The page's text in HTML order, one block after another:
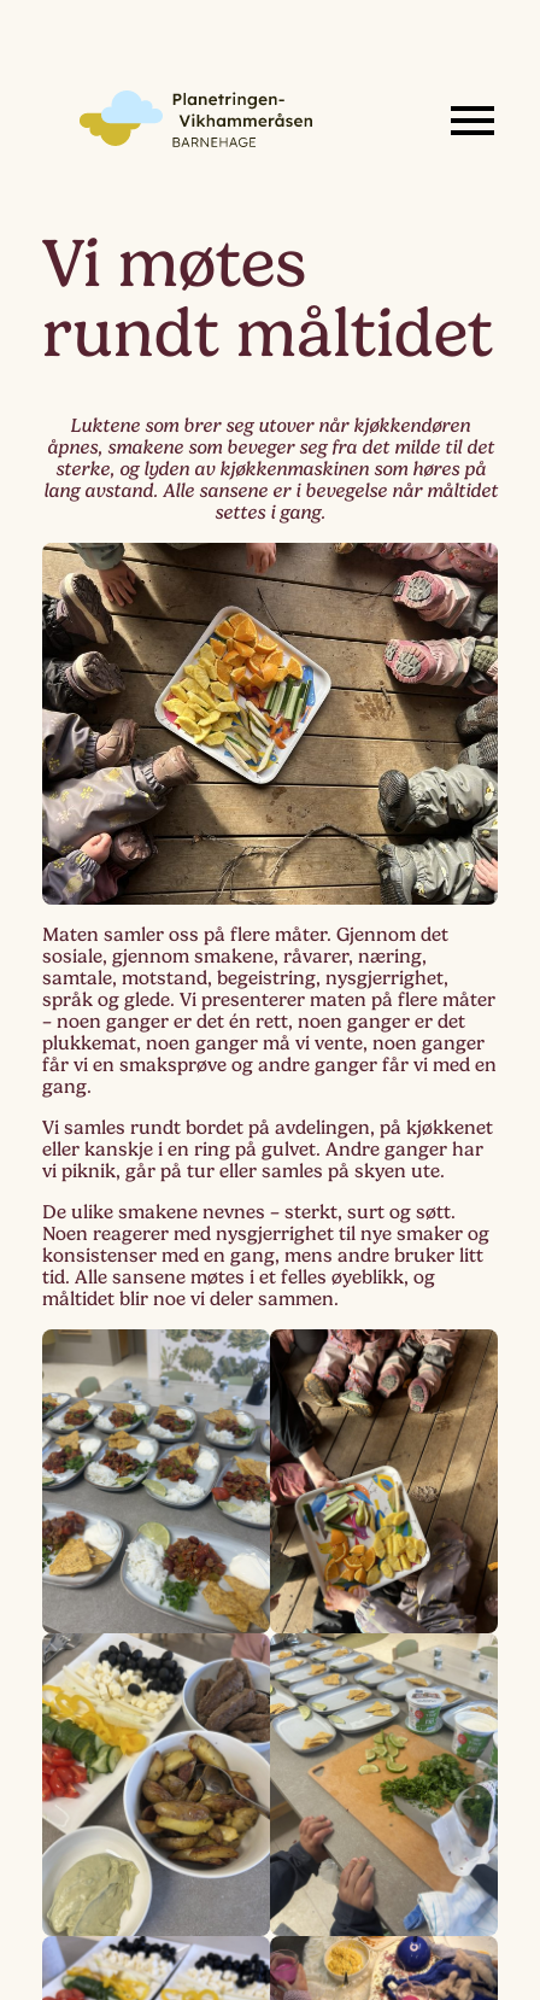
Vi møtes
rundt måltidet
Luktene som brer seg utover når kjøkkendøren
åpnes, smakene som beveger seg fra det milde til det
sterke, og lyden av kjøkkenmaskinen som høres på
lang avstand. Alle sansene er i bevegelse når måltidet
settes i gang.
Maten samler oss på flere måter. Gjennom det
sosiale, gjennom smakene, råvarer, næring,
samtale, motstand, begeistring, nysgjerrighet,
språk og glede. Vi presenterer maten på flere måter
– noen ganger er det én rett, noen ganger er det
plukkemat, noen ganger må vi vente, noen ganger
får vi en smaksprøve og andre ganger får vi med en
gang.
Vi samles rundt bordet på avdelingen, på kjøkkenet
eller kanskje i en ring på gulvet. Andre ganger har
vi piknik, går på tur eller samles på skyen ute.
De ulike smakene nevnes – sterkt, surt og søtt.
Noen reagerer med nysgjerrighet til nye smaker og
konsistenser med en gang, mens andre bruker litt
tid. Alle sansene møtes i et felles øyeblikk, og
måltidet blir noe vi deler sammen.